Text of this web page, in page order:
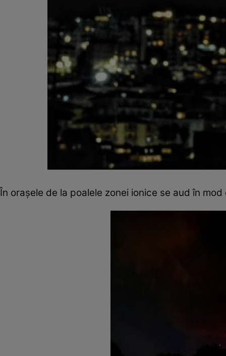
În orașele de la poalele zonei ionice se aud în